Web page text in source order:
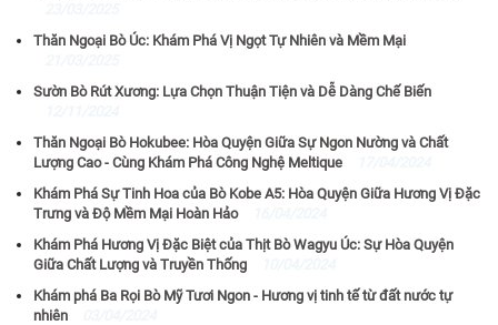
Thăn Ngoại Bò Úc: Khám Phá Vị Ngọt Tự Nhiên và Mềm Mại
Sườn Bò Rút Xương: Lựa Chọn Thuận Tiện và Dễ Dàng Chế Biến
Thăn Ngoại Bò Hokubee: Hòa Quyện Giữa Sự Ngon Nường và Chất
Lượng Cao - Cùng Khám Phá Công Nghệ Meltique
Khám Phá Sự Tinh Hoa của Bò Kobe A5: Hòa Quyện Giữa Hương Vị Đặc
Trưng và Độ Mềm Mại Hoàn Hảo
Khám Phá Hương Vị Đặc Biệt của Thịt Bò Wagyu Úc: Sự Hòa Quyện
Giữa Chất Lượng và Truyền Thống
Khám phá Ba Rọi Bò Mỹ Tươi Ngon - Hương vị tinh tế từ đất nước tự
nhiên